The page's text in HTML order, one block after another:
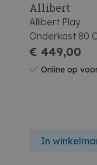
Allibert
Allibert Play
Onderkast 80
Sifon Mat Zwart
€ 449,00
Online op
In